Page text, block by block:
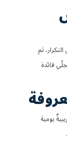
ثم
فائدة
يومية